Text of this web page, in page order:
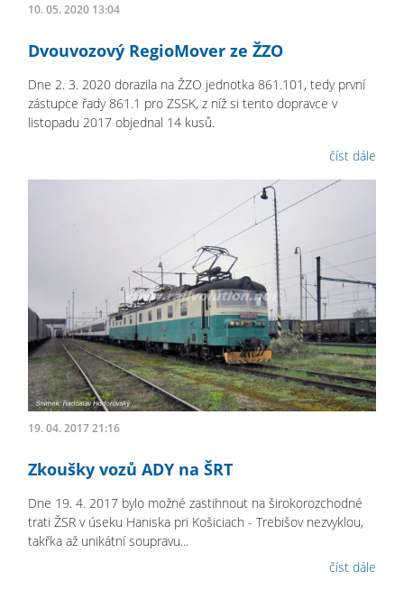
10. 05. 2020 13:04
Dvouvozový RegioMover ze ŽZO
Dne 2. 3. 2020 dorazila na ŽZO jednotka 861.101, tedy první
zástupce řady 861.1 pro ZSSK, z níž si tento dopravce v
listopadu 2017 objednal 14 kusů.
číst dále
19. 04. 2017 21:16
Zkoušky vozů ADY na ŠRT
Dne 19. 4. 2017 bylo možné zastihnout na širokorozchodné
trati ŽSR v úseku Haniska pri Košiciach - Trebišov nezvyklou,
takřka až unikátní soupravu...
číst dále